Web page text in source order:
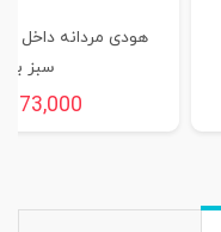
هودی مردانه داخل
سبز
673,000